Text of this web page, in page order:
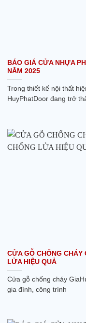
BÁO GIÁ CỬA NHỰA
NĂM 2025
Trong thiết kế nội thất
HuyPhatDoor đang trở
CỬA GỖ CHỐNG CHÁY
LỬA HIỆU QUẢ
Cửa gỗ chống cháy
gia đình, công trình